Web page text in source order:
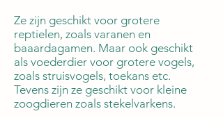
Ze zijn geschikt voor grotere
reptielen, zoals varanen en
baaardagamen. Maar ook geschikt
als voederdier voor grotere vogels,
zoals struisvogels, toekans etc.
Tevens zijn ze geschikt voor kleine
zoogdieren zoals stekelvarkens.